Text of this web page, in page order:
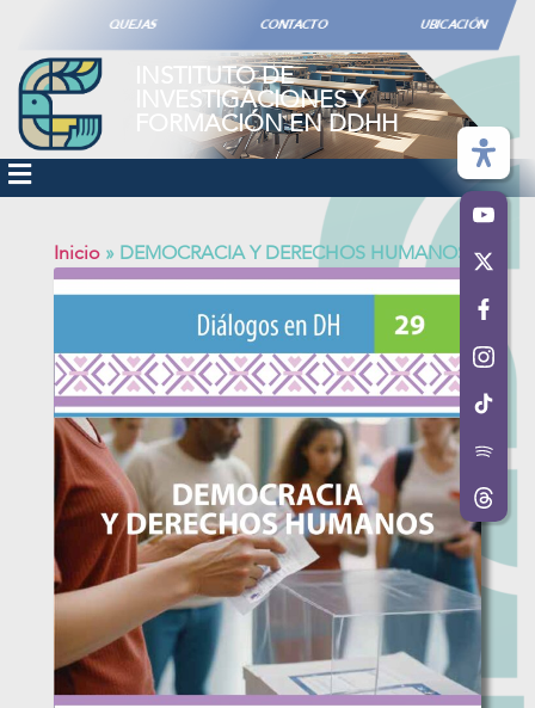
QUEJAS CONTACTO UBICACIÓN
INSTITUTO DE
INVESTIGACIONES Y
FORMACIÓN EN DDHH
Inicio» DEMOCRACIA Y DERECHOS HUMANOS